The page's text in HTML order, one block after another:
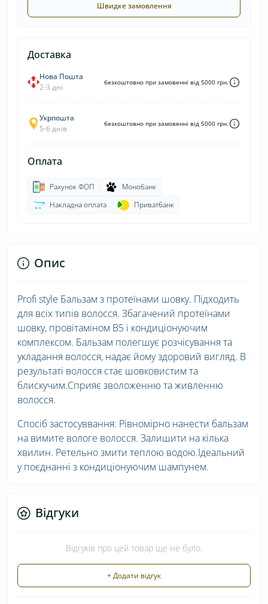
Швидке замовлення
Доставка
Нова Пошта
2-3 дні
безкоштовно при замовенні від 5000 грн.
Укрпошта
5-6 днів
безкоштовно при замовенні від 5000 грн.
Оплата
Рахунок ФОП
Монобанк
Накладна оплата
Приватбанк
Опис
Profi style Бальзам з протеїнами шовку. Підходить
для всіх типів волосся. Збагачений протеїнами
шовку, провітаміном В5 і кондиціонуючим
комплексом. Бальзам полегшує розчісування та
укладання волосся, надає йому здоровий вигляд. В
результаті волосся стає шовковистим та
блискучим.Сприяє зволоженню та живленню
волосся.
Спосіб застосуввання: Рівномірно нанести бальзам
на вимите вологе волосся. Залишити на кілька
хвилин. Ретельно змити теплою водою.Ідеальний
у поєднанні з кондиціонуючим шампунем.
Відгуки
Відгуків про цей товар ще не було.
+ Додати відгук